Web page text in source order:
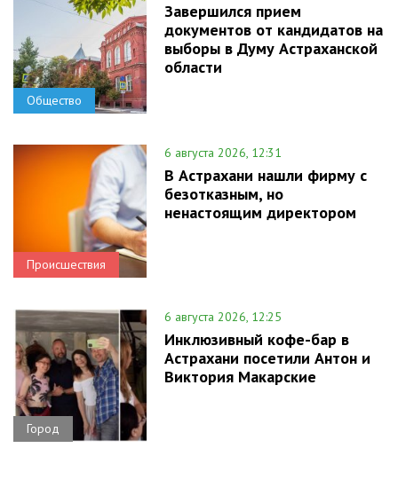
Общество
Завершился прием
документов от кандидатов на
выборы в Думу Астраханской
области
Происшествия
6 августа 2026, 12:31
В Астрахани нашли фирму с
безотказным, но
ненастоящим директором
Город
6 августа 2026, 12:25
Инклюзивный кофе-бар в
Астрахани посетили Антон и
Виктория Макарские